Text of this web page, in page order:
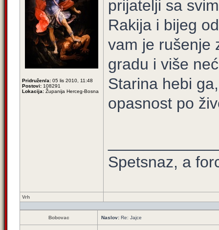
Pridružen/a: 05 lis 2010, 11:48
Postovi: 108291
Lokacija: Županija Herceg-Bosna
prijatelji sa
Rakija i bijeg
vam je rušenje
gradu i više
Starina hebi
opasnost po
Spetsnaz, a
Vrh
Bobovac Naslov: Re: Jajce